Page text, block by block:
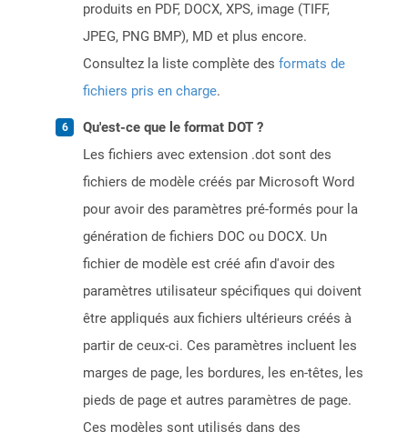
produits en PDF, DOCX, XPS, image (TIFF,
JPEG, PNG BMP), MD et plus encore.
Consultez la liste complète des formats de
fichiers pris en charge.
Qu'est-ce que le format DOT ?
Les fichiers avec extension .dot sont des
fichiers de modèle créés par Microsoft Word
pour avoir des paramètres pré-formés pour la
génération de fichiers DOC ou DOCX. Un
fichier de modèle est créé afin d'avoir des
paramètres utilisateur spécifiques qui doivent
être appliqués aux fichiers ultérieurs créés à
partir de ceux-ci. Ces paramètres incluent les
marges de page, les bordures, les en-têtes, les
pieds de page et autres paramètres de page.
Ces modèles sont utilisés dans des